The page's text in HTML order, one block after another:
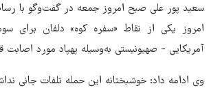
سعید پور علی صبح امروز جمعه در گفت‌وگو با
امروز یکی از نقاط «سفره کوه» دلفان برای
آمریکایی - صهیونیستی به‌وسیله پهپاد مورد اصابت
وی ادامه داد: خوشبختانه این حمله تلفات جانی